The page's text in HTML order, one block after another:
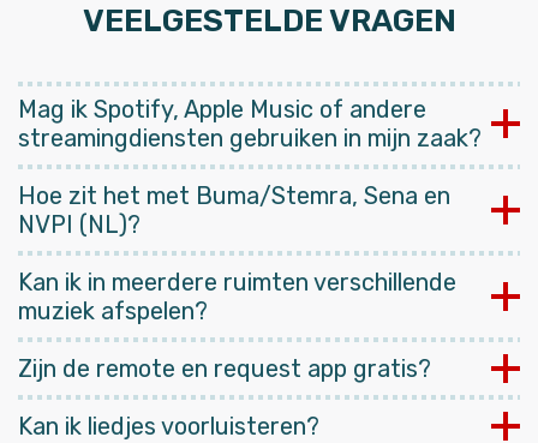
VEELGESTELDE VRAGEN
Mag ik Spotify, Apple Music of andere
streamingdiensten gebruiken in mijn zaak?
Hoe zit het met Buma/Stemra, Sena en
NVPI (NL)?
Kan ik in meerdere ruimten verschillende
muziek afspelen?
Zijn de remote en request app gratis?
Kan ik liedjes voorluisteren?